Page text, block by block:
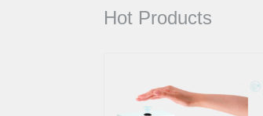
Hot Products